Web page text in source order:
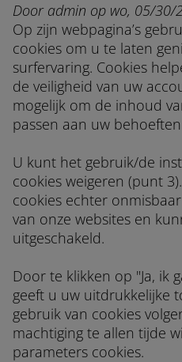
Door admin op wo, 05/30/
Op zijn webpagina’s
cookies om u te laten
surfervaring. Cookies
de veiligheid van uw
mogelijk om de inhoud
passen aan uw
U kunt het gebruik/de
cookies weigeren (punt
cookies echter
van onze websites en
uitgeschakeld.
Door te klikken op "Ja, ik
geeft u uw uitdrukkelijke
gebruik van cookies
machtiging te allen tijde
parameters cookies.